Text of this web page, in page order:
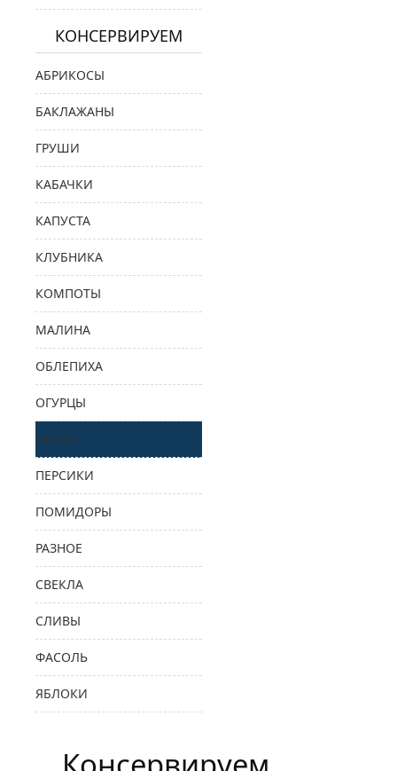
КОНСЕРВИРУЕМ
АБРИКОСЫ
БАКЛАЖАНЫ
ГРУШИ
КАБАЧКИ
КАПУСТА
КЛУБНИКА
КОМПОТЫ
МАЛИНА
ОБЛЕПИХА
ОГУРЦЫ
ПЕРЕЦ
ПЕРСИКИ
ПОМИДОРЫ
РАЗНОЕ
СВЕКЛА
СЛИВЫ
ФАСОЛЬ
ЯБЛОКИ